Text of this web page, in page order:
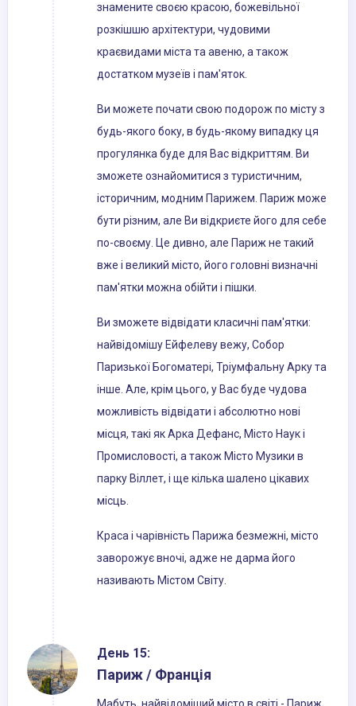
знамените своєю красою, божевільної
розкішшю архітектури, чудовими
краєвидами міста та авеню, а також
достатком музеїв і пам'яток.
Ви можете почати свою подорож по місту з
будь-якого боку, в будь-якому випадку ця
прогулянка буде для Вас відкриттям. Ви
зможете ознайомитися з туристичним,
історичним, модним Парижем. Париж може
бути різним, але Ви відкриєте його для себе
по-своєму. Це дивно, але Париж не такий
вже і великий місто, його головні визначні
пам'ятки можна обійти і пішки.
Ви зможете відвідати класичні пам'ятки:
найвідомішу Ейфелеву вежу, Собор
Паризької Богоматері, Тріумфальну Арку та
інше. Але, крім цього, у Вас буде чудова
можливість відвідати і абсолютно нові
місця, такі як Арка Дефанс, Місто Наук і
Промисловості, а також Місто Музики в
парку Віллет, і ще кілька шалено цікавих
місць.
Краса і чарівність Парижа безмежні, місто
заворожує вночі, адже не дарма його
називають Містом Світу.
День 15:
Париж / Франція